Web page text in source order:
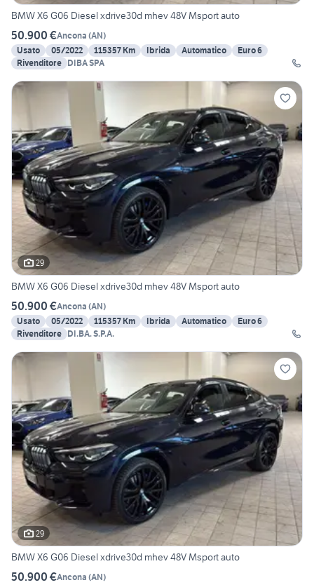
BMW X6 G06 Diesel xdrive30d mhev 48V Msport auto
50.900 €Ancona (AN)
Usato
05/2022 115357 Km Ibrida Automatico
Euro 6
Rivenditore DIBA SPA
29
BMW X6 G06 Diesel xdrive30d mhev 48V Msport auto
50.900 €Ancona (AN)
Usato
05/2022 115357 Km Ibrida Automatico
Euro 6
Rivenditore DI.BA. S.P.A.
29
BMW X6 G06 Diesel xdrive30d mhev 48V Msport auto
50.900 €Ancona (AN)